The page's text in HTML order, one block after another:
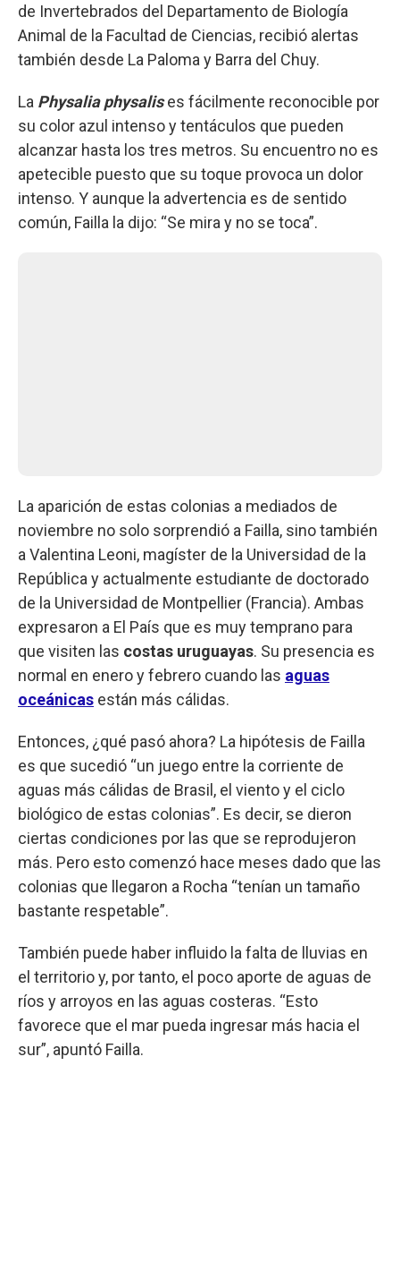
de Invertebrados del Departamento de Biología
Animal de la Facultad de Ciencias, recibió alertas
también desde La Paloma y Barra del Chuy.
La Physalia physalises fácilmente reconocible por
su color azul intenso y tentáculos que pueden
alcanzar hasta los tres metros. Su encuentro no es
apetecible puesto que su toque provoca un dolor
intenso. Y aunque la advertencia es de sentido
común, Failla la dijo: “Se mira y no se toca”.
La aparición de estas colonias a mediados de
noviembre no solo sorprendió a Failla, sino también
a Valentina Leoni, magíster de la Universidad de la
República y actualmente estudiante de doctorado
de la Universidad de Montpellier (Francia). Ambas
expresaron a El País que es muy temprano para
que visiten las costas uruguayas. Su presencia es
normal en enero y febrero cuando las aguas
oceánicas están más cálidas.
Entonces, ¿qué pasó ahora? La hipótesis de Failla
es que sucedió “un juego entre la corriente de
aguas más cálidas de Brasil, el viento y el ciclo
biológico de estas colonias”. Es decir, se dieron
ciertas condiciones por las que se reprodujeron
más. Pero esto comenzó hace meses dado que las
colonias que llegaron a Rocha “tenían un tamaño
bastante respetable”.
También puede haber influido la falta de lluvias en
el territorio y, por tanto, el poco aporte de aguas de
ríos y arroyos en las aguas costeras. “Esto
favorece que el mar pueda ingresar más hacia el
sur”, apuntó Failla.